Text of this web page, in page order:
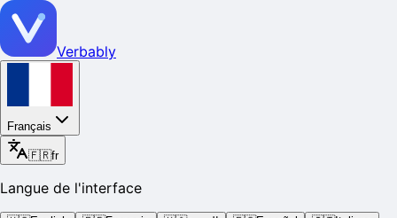
Verbably
Français
🇫🇷fr
Langue de l'interface